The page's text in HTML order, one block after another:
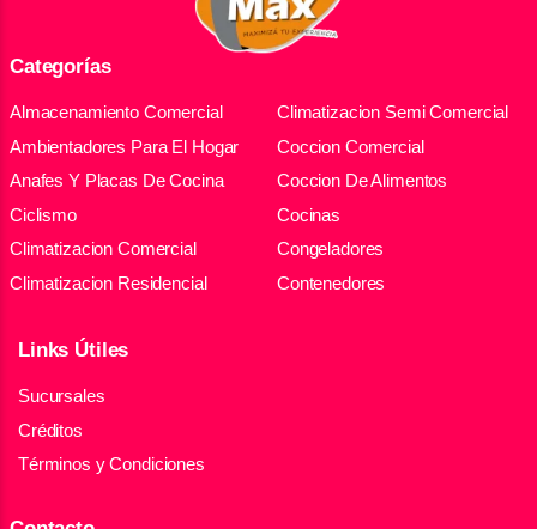
Categorías
Almacenamiento Comercial
Ambientadores Para El Hogar
Anafes Y Placas De Cocina
Ciclismo
Climatizacion Comercial
Climatizacion Residencial
Climatizacion Semi Comercial
Coccion Comercial
Coccion De Alimentos
Cocinas
Congeladores
Contenedores
Links Útiles
Sucursales
Créditos
Términos y Condiciones